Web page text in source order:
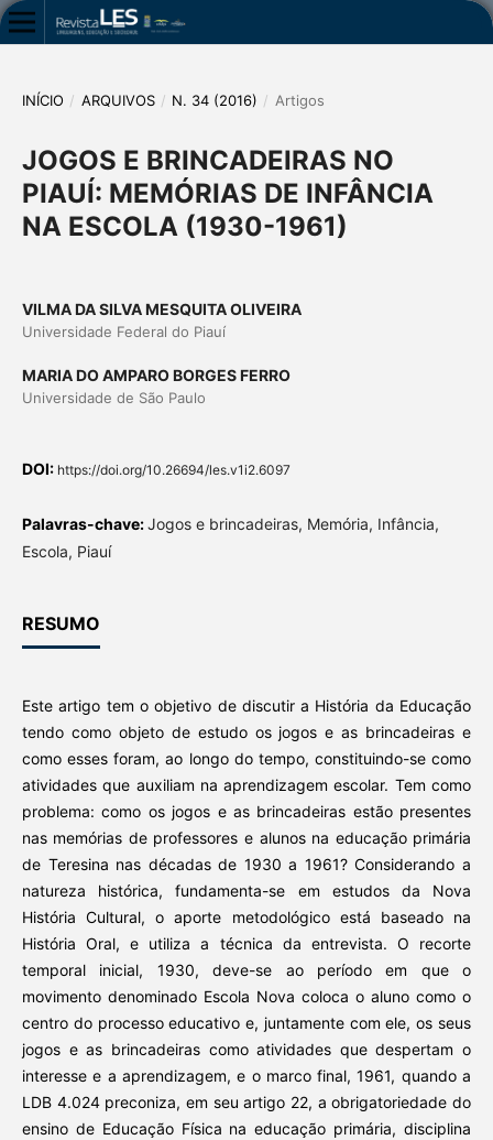
INÍCIO / ARQUIVOS / N. 34 (2016) / Artigos
JOGOS E BRINCADEIRAS NO
PIAUÍ: MEMÓRIAS DE INFÂNCIA
NA ESCOLA (1930-1961)
VILMA DA SILVA MESQUITA OLIVEIRA
Universidade Federal do Piauí
MARIA DO AMPARO BORGES FERRO
Universidade de São Paulo
DOI: https://doi.org/10.26694/les.v1i2.6097
Palavras-chave:Jogos e brincadeiras, Memória, Infância,
Escola, Piauí
RESUMO
Este artigo tem o objetivo de discutir a História da Educação
tendo como objeto de estudo os jogos e as brincadeiras e
como esses foram, ao longo do tempo, constituindo-se como
atividades que auxiliam na aprendizagem escolar. Tem como
problema: como os jogos e as brincadeiras estão presentes
nas memórias de professores e alunos na educação primária
de Teresina nas décadas de 1930 a 1961? Considerando a
natureza histórica, fundamenta-se em estudos da Nova
História Cultural, o aporte metodológico está baseado na
História Oral, e utiliza a técnica da entrevista. O recorte
temporal inicial, 1930, deve-se ao período em que o
movimento denominado Escola Nova coloca o aluno como o
centro do processo educativo e, juntamente com ele, os seus
jogos e as brincadeiras como atividades que despertam o
interesse e a aprendizagem, e o marco final, 1961, quando a
LDB 4.024 preconiza, em seu artigo 22, a obrigatoriedade do
ensino de Educação Física na educação primária, disciplina